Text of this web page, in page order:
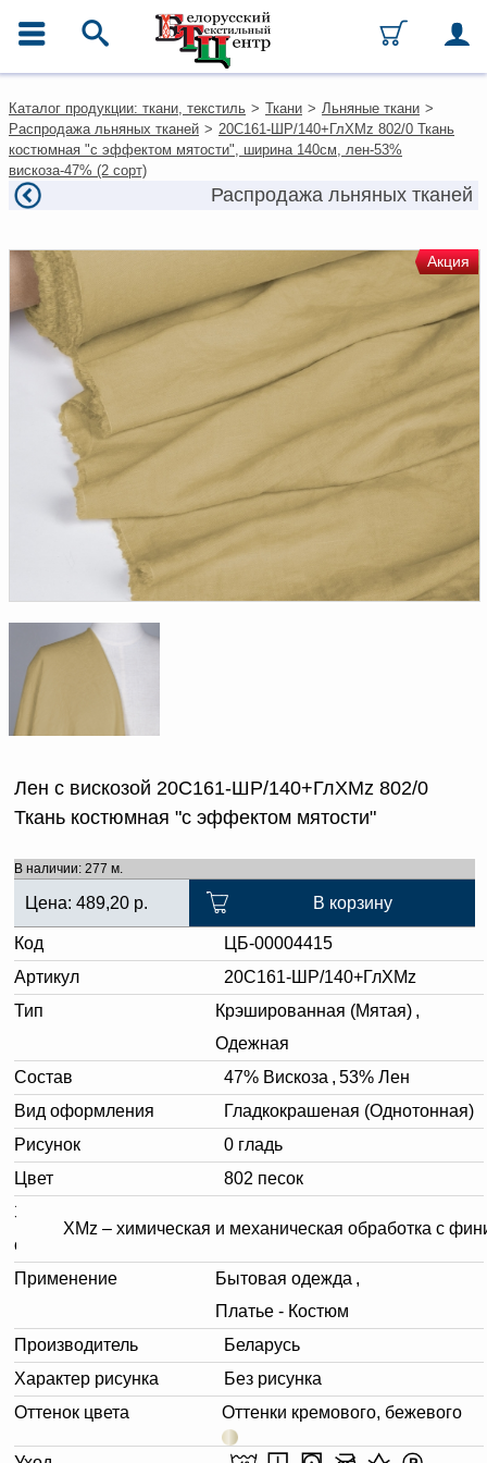
Каталог
Ткани
Домашний текстиль
Одежда
Ковры
гостиниц
Текстильная галантерея и
фурнитура
Условия работы
Оплата и доставка
Как оформить заказ
Вакансии
Как нас найти
Написать нам
Доверенность на
получение груза
Документы по работе с
персональными данными
Письмо руководителю
Вопросы и ответы
Новости | Статьи
Каталог продукции: ткани, текстиль > Ткани > Льняные ткани >
Распродажа льняных тканей > 20С161-ШР/140+ГлХМz 802/0 Ткань
костюмная "с эффектом мятости", ширина 140см, лен-53%
вискоза-47% (2 сорт)
Распродажа льняных тканей
Акция
Лен с вискозой 20С161-ШР/140+ГлХМz 802/0
Ткань костюмная "с эффектом мятости"
В наличии: 277 м.
Цена: 489,20 р. В корзину
Код
ЦБ-00004415
Артикул
20С161-ШР/140+ГлХМz
Тип
Крэшированная (Мятая) ,
Одежная
Состав
47% Вискоза , 53% Лен
Вид оформления
Гладкокрашеная (Однотонная)
Рисунок
0 гладь
Цвет
802 песок
Заключительная
XMz – химическая и механическая обработка с
Применение Бытовая одежда ,
Платье - Костюм
Производитель
Беларусь
Характер рисунка
Без рисунка
Оттенок цвета
Оттенки кремового, бежевого